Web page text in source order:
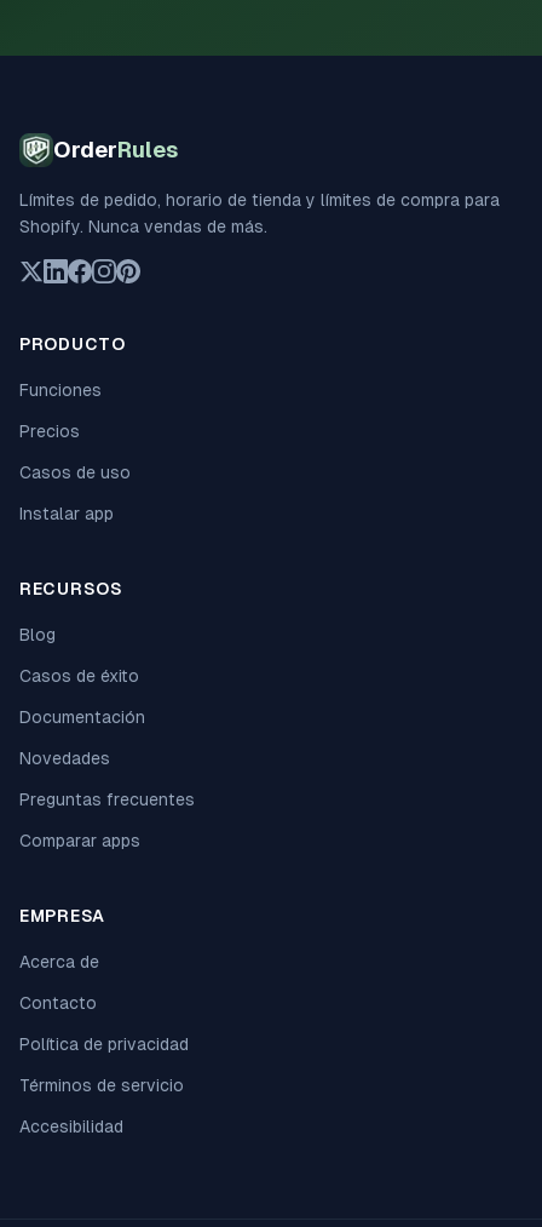
OrderRules
Límites de pedido, horario de tienda y límites de compra para
Shopify. Nunca vendas de más.
PRODUCTO
Funciones
Precios
Casos de uso
Instalar app
RECURSOS
Blog
Casos de éxito
Documentación
Novedades
Preguntas frecuentes
Comparar apps
EMPRESA
Acerca de
Contacto
Política de privacidad
Términos de servicio
Accesibilidad